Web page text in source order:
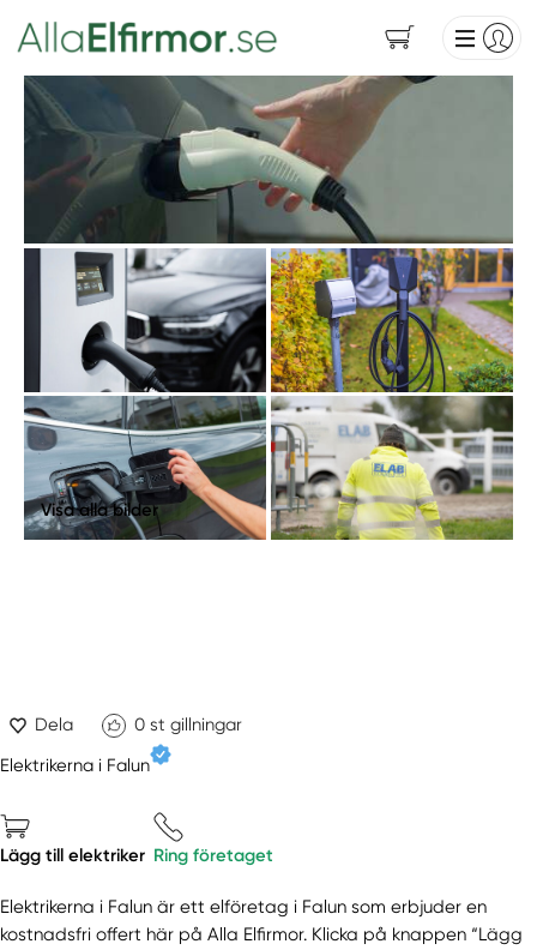
Visa alla bilder
Dela 0 st gillningar
Elektrikerna i Falun
Lägg till elektriker Ring företaget
Elektrikerna i Falun är ett elföretag i Falun som erbjuder en
kostnadsfri offert här på Alla Elfirmor. Klicka på knappen “Lägg